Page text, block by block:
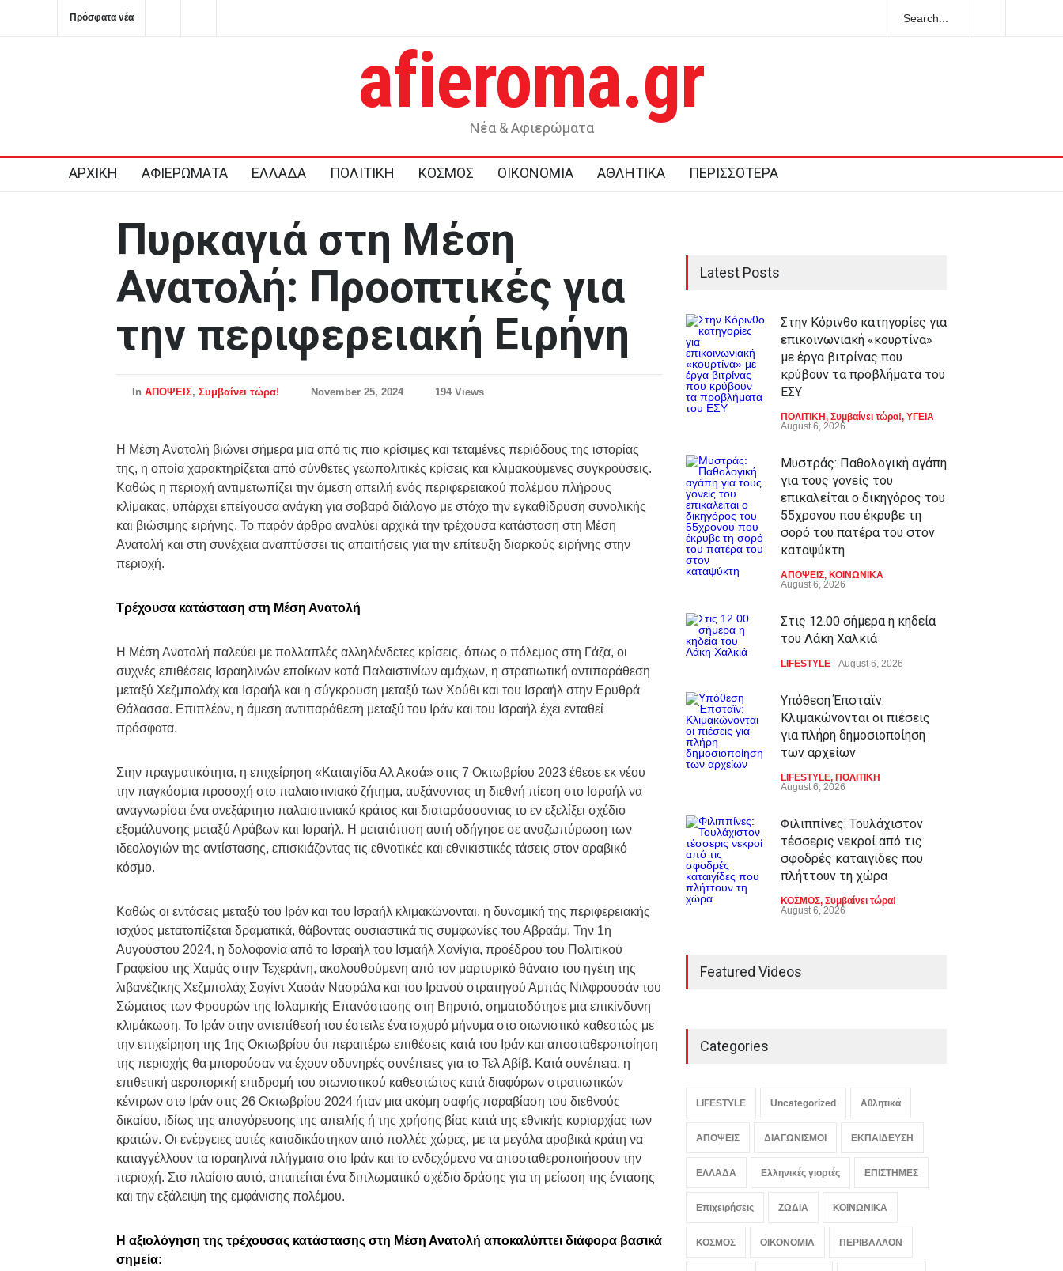
Πρόσφατα νέα
Μυστράς: Παθολογική αγάπη για τους γονείς του επικαλείται ο
δικηγόρος του 55χρονου που έκρυβε τη σορό του πατέρα του
στον καταψύκτη
afieroma.gr
Νέα & Αφιερώματα
ΑΡΧΙΚΗ ΑΦΙΕΡΩΜΑΤΑ ΕΛΛΑΔΑ ΠΟΛΙΤΙΚΗ ΚΟΣΜΟΣ ΟΙΚΟΝΟΜΙΑ ΑΘΛΗΤΙΚΑ ΠΕΡΙΣΣΟΤΕΡΑ
Πυρκαγιά στη Μέση
Ανατολή: Προοπτικές για
την περιφερειακή Ειρήνη
In ΑΠΟΨΕΙΣ, Συμβαίνει τώρα! November 25, 2024 194 Views
Η Μέση Ανατολή βιώνει σήμερα μια από τις πιο κρίσιμες και τεταμένες περιόδους της ιστορίας
της, η οποία χαρακτηρίζεται από σύνθετες γεωπολιτικές κρίσεις και κλιμακούμενες συγκρούσεις.
Καθώς η περιοχή αντιμετωπίζει την άμεση απειλή ενός περιφερειακού πολέμου πλήρους
κλίμακας, υπάρχει επείγουσα ανάγκη για σοβαρό διάλογο με στόχο την εγκαθίδρυση συνολικής
και βιώσιμης ειρήνης. Το παρόν άρθρο αναλύει αρχικά την τρέχουσα κατάσταση στη Μέση
Ανατολή και στη συνέχεια αναπτύσσει τις απαιτήσεις για την επίτευξη διαρκούς ειρήνης στην
περιοχή.
Τρέχουσα κατάσταση στη Μέση Ανατολή
Η Μέση Ανατολή παλεύει με πολλαπλές αλληλένδετες κρίσεις, όπως ο πόλεμος στη Γάζα, οι
συχνές επιθέσεις Ισραηλινών εποίκων κατά Παλαιστινίων αμάχων, η στρατιωτική αντιπαράθεση
μεταξύ Χεζμπολάχ και Ισραήλ και η σύγκρουση μεταξύ των Χούθι και του Ισραήλ στην Ερυθρά
Θάλασσα. Επιπλέον, η άμεση αντιπαράθεση μεταξύ του Ιράν και του Ισραήλ έχει ενταθεί
πρόσφατα.
Στην πραγματικότητα, η επιχείρηση «Καταιγίδα Αλ Ακσά» στις 7 Οκτωβρίου 2023 έθεσε εκ νέου
την παγκόσμια προσοχή στο παλαιστινιακό ζήτημα, αυξάνοντας τη διεθνή πίεση στο Ισραήλ να
αναγνωρίσει ένα ανεξάρτητο παλαιστινιακό κράτος και διαταράσσοντας το εν εξελίξει σχέδιο
εξομάλυνσης μεταξύ Αράβων και Ισραήλ. Η μετατόπιση αυτή οδήγησε σε αναζωπύρωση των
ιδεολογιών της αντίστασης, επισκιάζοντας τις εθνοτικές και εθνικιστικές τάσεις στον αραβικό
κόσμο.
Καθώς οι εντάσεις μεταξύ του Ιράν και του Ισραήλ κλιμακώνονται, η δυναμική της περιφερειακής
ισχύος μετατοπίζεται δραματικά, θάβοντας ουσιαστικά τις συμφωνίες του Αβραάμ. Την 1η
Αυγούστου 2024, η δολοφονία από το Ισραήλ του Ισμαήλ Χανίγια, προέδρου του Πολιτικού
Γραφείου της Χαμάς στην Τεχεράνη, ακολουθούμενη από τον μαρτυρικό θάνατο του ηγέτη της
λιβανέζικης Χεζμπολάχ Σαγίντ Χασάν Νασράλα και του Ιρανού στρατηγού Αμπάς Νιλφρουσάν του
Σώματος των Φρουρών της Ισλαμικής Επανάστασης στη Βηρυτό, σηματοδότησε μια επικίνδυνη
κλιμάκωση. Το Ιράν στην αντεπίθεσή του έστειλε ένα ισχυρό μήνυμα στο σιωνιστικό καθεστώς με
την επιχείρηση της 1ης Οκτωβρίου ότι περαιτέρω επιθέσεις κατά του Ιράν και αποσταθεροποίηση
της περιοχής θα μπορούσαν να έχουν οδυνηρές συνέπειες για το Τελ Αβίβ. Κατά συνέπεια, η
επιθετική αεροπορική επιδρομή του σιωνιστικού καθεστώτος κατά διαφόρων στρατιωτικών
κέντρων στο Ιράν στις 26 Οκτωβρίου 2024 ήταν μια ακόμη σαφής παραβίαση του διεθνούς
δικαίου, ιδίως της απαγόρευσης της απειλής ή της χρήσης βίας κατά της εθνικής κυριαρχίας των
κρατών. Οι ενέργειες αυτές καταδικάστηκαν από πολλές χώρες, με τα μεγάλα αραβικά κράτη να
καταγγέλλουν τα ισραηλινά πλήγματα στο Ιράν και το ενδεχόμενο να αποσταθεροποιήσουν την
περιοχή. Στο πλαίσιο αυτό, απαιτείται ένα διπλωματικό σχέδιο δράσης για τη μείωση της έντασης
και την εξάλειψη της εμφάνισης πολέμου.
Η αξιολόγηση της τρέχουσας κατάστασης στη Μέση Ανατολή αποκαλύπτει διάφορα βασικά
σημεία:
Latest Posts
Στην Κόρινθο κατηγορίες για
επικοινωνιακή «κουρτίνα»
με έργα βιτρίνας που
κρύβουν τα προβλήματα του
ΕΣΥ
ΠΟΛΙΤΙΚΗ, Συμβαίνει τώρα!, ΥΓΕΙΑ
August 6, 2026
Μυστράς: Παθολογική αγάπη
για τους γονείς του
επικαλείται ο δικηγόρος του
55χρονου που έκρυβε τη
σορό του πατέρα του στον
καταψύκτη
ΑΠΟΨΕΙΣ, ΚΟΙΝΩΝΙΚΑ
August 6, 2026
Στις 12.00 σήμερα η κηδεία
του Λάκη Χαλκιά
LIFESTYLE August 6, 2026
Υπόθεση Έπσταϊν:
Κλιμακώνονται οι πιέσεις
για πλήρη δημοσιοποίηση
των αρχείων
LIFESTYLE, ΠΟΛΙΤΙΚΗ
August 6, 2026
Φιλιππίνες: Τουλάχιστον
τέσσερις νεκροί από τις
σφοδρές καταιγίδες που
πλήττουν τη χώρα
ΚΟΣΜΟΣ, Συμβαίνει τώρα!
August 6, 2026
Featured Videos
Categories
LIFESTYLE Uncategorized Αθλητικά
ΑΠΟΨΕΙΣ ΔΙΑΓΩΝΙΣΜΟΙ ΕΚΠΑΙΔΕΥΣΗ
ΕΛΛΑΔΑ Ελληνικές γιορτές ΕΠΙΣΤΗΜΕΣ
Επιχειρήσεις ΖΩΔΙΑ ΚΟΙΝΩΝΙΚΑ
ΚΟΣΜΟΣ ΟΙΚΟΝΟΜΙΑ ΠΕΡΙΒΑΛΛΟΝ